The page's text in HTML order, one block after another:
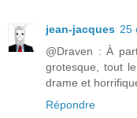
jean-jacques 25
@Draven : À
grotesque, tout
drame et
Répondre